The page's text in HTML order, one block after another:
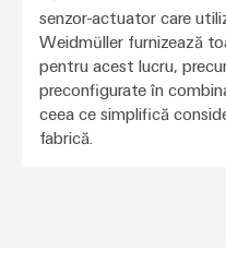
senzor-actuator care
Weidmüller furnizează
pentru acest lucru,
preconfigurate în
ceea ce simplifică
fabrică.